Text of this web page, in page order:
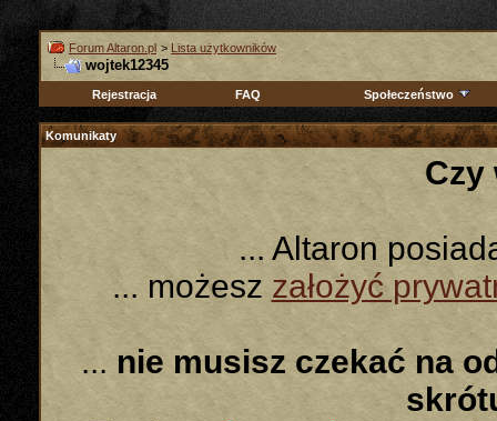
Forum Altaron.pl > Lista użytkowników
wojtek12345
Rejestracja FAQ Społeczeństwo
Komunikaty
Czy
... Altaron
... możeszzałożyć
... nie musisz czekać na